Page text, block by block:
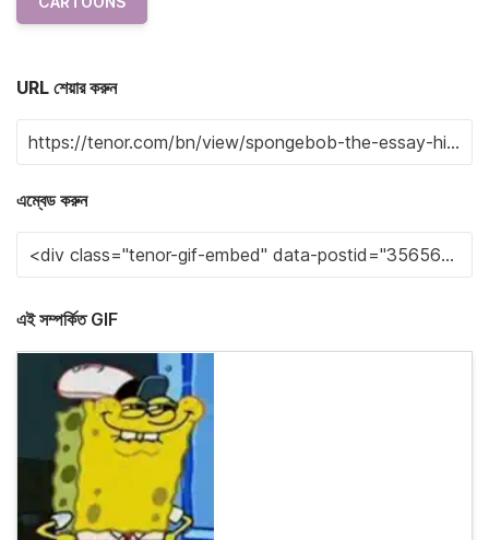
URL শেয়ার করুন
এম্বেড করুন
এই সম্পর্কিত GIF